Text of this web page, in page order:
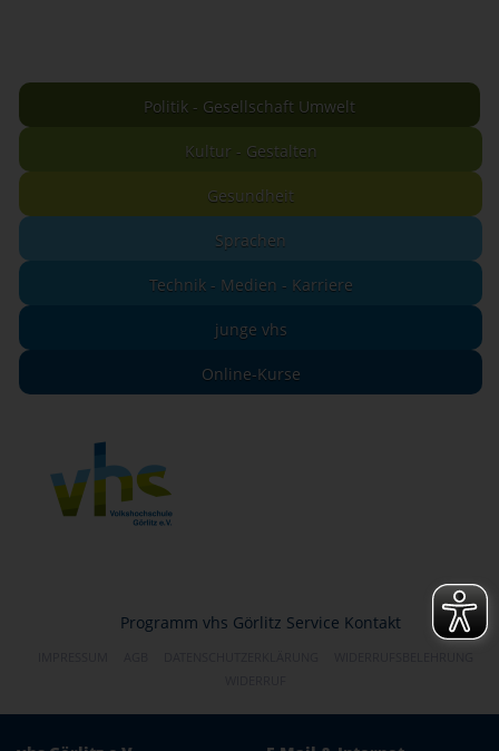
Politik - Gesellschaft Umwelt
Kultur - Gestalten
Gesundheit
Sprachen
Technik - Medien - Karriere
junge vhs
Online-Kurse
Programm vhs Görlitz Service Kontakt